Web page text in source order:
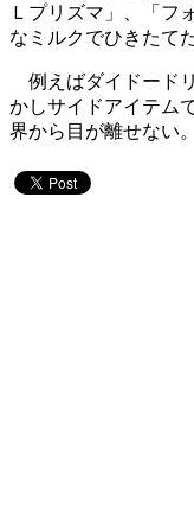
Ｌプリズマ」、「フ
なミルクでひきたて
例えばダイドード
かしサイドアイテム
界から目が離せない。